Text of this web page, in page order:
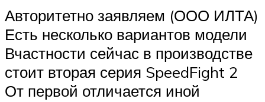
Авторитетно заявляем (ООО ИЛТА)
Есть несколько вариантов модели
Вчастности сейчас в производстве
стоит вторая серия SpeedFight 2
От первой отличается иной